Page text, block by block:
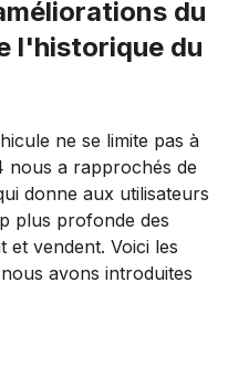
du
l'historique du
ne se limite pas à
nous a rapprochés de
donne aux utilisateurs
plus profonde des
et vendent. Voici les
avons introduites